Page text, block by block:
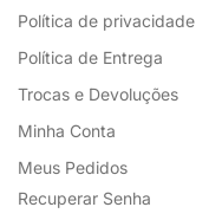
Política de privacidade
Política de Entrega
Trocas e Devoluções
Minha Conta
Meus Pedidos
Recuperar Senha